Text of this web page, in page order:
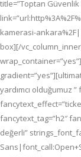
title=”Toptan Güvenlik
kamerasi-
box][/
yardımcı olduğumuz
fancytext_tag=”h2″
değerli”